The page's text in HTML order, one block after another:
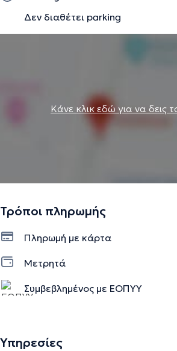
Δεν διαθέτει parking
Κάνε κλικ εδώ για να δεις
Τρόποι πληρωμής
Πληρωμή με κάρτα
Μετρητά
Συμβεβλημένος με ΕΟΠΥΥ
Υπηρεσίες